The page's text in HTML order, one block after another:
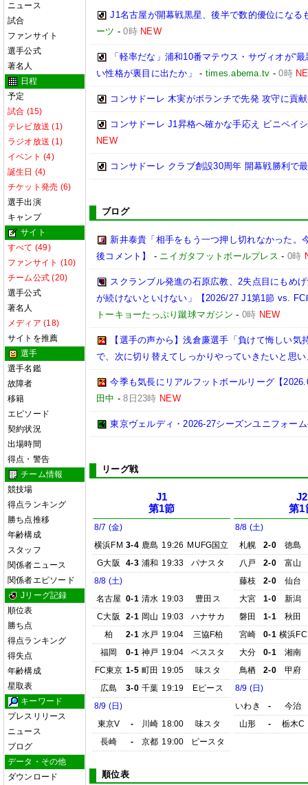
ニュース
試合
ファンサイト
選手公式
著名人
日程
予定
試合 (15)
テレビ放送 (1)
ラジオ放送 (1)
イベント (4)
誕生日 (4)
チケット発売 (6)
選手出演
キャンプ
サイト
すべて (49)
ファンサイト (10)
チーム公式 (20)
選手公式
著名人
メディア (18)
サイトを推薦
選手
選手名鑑
故障者
移籍
エピソード
契約状況
出場時間
得点・警告
チーム情報
競技場
得点ランキング
勝ち点推移
年齢構成
スタッフ
関係者ニュース
関係者エピソード
Jリーグ記録
順位表
勝ち点
得点ランキング
得失点
年齢構成
星取表
キーワード
プレスリリース
ニュース
ブログ
データ・その他
ダウンロード
J1名古屋が開幕戦黒星、後半で数的優位にな
ーツ -0時 NEW
「軽率だな」浦和10番マテウス・サヴィオが“
い性格が裏目に出たか」
- times.abema.tv -0時
コンサドーレ 木実がボランチで先発 攻守に貢
コンサドーレ J1昇格へ確かな手応え ビニペイ
NEW
コンサドーレ クラブ創設30周年 開幕戦勝利で
ブログ
新井泰貴「相手をもう一つ押し切れなかった
後コメント】
- ニイガタフットボールプレス - 0時
スクランブル発進の石原広教、2失点目にもめ
が続けないといけない」【2026/27 J1第1節 vs.
トーキョーたっぷり蹴球マガジン - 0時 NEW
【選手の声から】浅倉廉選手「負けて悔しい
で、次に切り替えてしっかりやっていきたいと思
今季も気長にリアルフットボールリーグ【
田中 -8日23時 NEW
東京ヴェルディ・2026-27シーズンユニフォー
リーグ戦
J1
第1節
8/7 (金)
横浜FM 3-4 鹿島 19:26 MUFG国立
G大阪
4-3 浦和 19:33
パナスタ
8/8 (土)
名古屋 0-1 清水 19:03
豊田ス
C大阪
2-1 岡山 19:03
ハナサカ
柏
2-1 水戸 19:04
三協F柏
福岡
0-1 神戸 19:04
ベススタ
FC東京 1-5 町田 19:05
味スタ
広島
3-0 千葉 19:19
Eピース
8/9 (日)
東京V
- 川崎 18:00
味スタ
長崎
- 京都 19:00 ピースタ
J2
第1
8/8 (土)
札幌
2-0
徳島
八戸
2-0
富山
藤枝
2-0
仙台
大宮
1-0
新潟
磐田
1-1
秋田
宮崎
0-1 横浜FC
大分
0-1
湘南
鳥栖
2-0
甲府
8/9 (日)
いわき
-
今治
山形
- 栃木C
順位表